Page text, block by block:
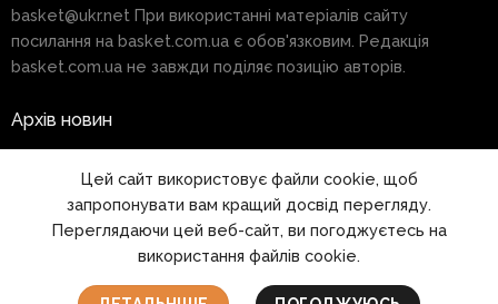
basket@ukr.net При використанні матеріалів сайту
посилання на basket.com.ua є обов'язковим. Редакція
basket.com.ua не завжди поділяє позицію авторів.
Архів новин
Правила
Цей сайт використовує файли cookie, щоб
запропонувати вам кращий досвід перегляду.
Переглядаючи цей веб-сайт, ви погоджуєтесь на
використання файлів cookie.